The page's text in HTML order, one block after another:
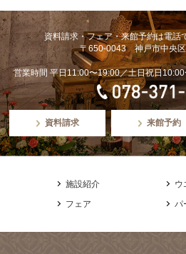
資料請求・フェア・来館予約は電話
〒650-0043 神戸市中央
営業時間 平日11:00〜19:00／土日祝日
資料請求 来館予約
施設紹介
ウ
フェア
パ